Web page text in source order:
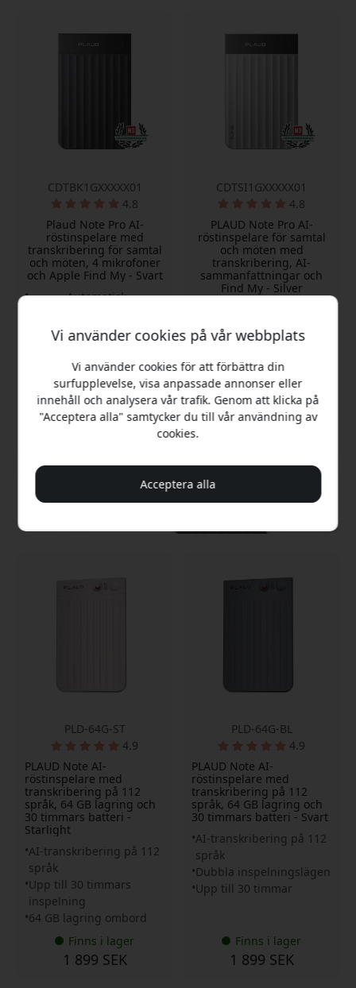
CDTBK1GXXXXX01
4.8
Plaud Note Pro AI-
röstinspelare med
transkribering för samtal
och möten, 4 mikrofoner
och Apple Find My - Svart
Automatisk
Fyra mikrofoner med
Upp till 50 timmars
batteritid
Finns i lager
CDTSI1GXXXXX01
4.8
PLAUD Note Pro AI-
röstinspelare för samtal
och möten med
transkribering, AI-
sammanfattningar och
Find My - Silver
mötesinspelning
Fyra mikrofoner med
lång räckvidd
Upp till 50 timmars
batteritid
Finns i lager
PLD-64G-ST
4.9
PLAUD Note AI-
röstinspelare med
transkribering på 112
språk, 64 GB lagring och
30 timmars batteri -
Starlight
AI-transkribering på 112
språk
Upp till 30 timmars
inspelning
64 GB lagring ombord
Finns i lager
1 899 SEK
PLD-64G-BL
4.9
PLAUD Note AI-
röstinspelare med
transkribering på 112
språk, 64 GB lagring och
30 timmars batteri - Svart
AI-transkribering på 112
språk
Dubbla inspelningslägen
Upp till 30 timmar
Finns i lager
1 899 SEK
Vi använder cookies på vår webbplats
Vi använder cookies för att förbättra din
surfupplevelse, visa anpassade annonser eller
innehåll och analysera vår trafik. Genom att klicka på
"Acceptera alla" samtycker du till vår användning av
cookies.
Acceptera alla